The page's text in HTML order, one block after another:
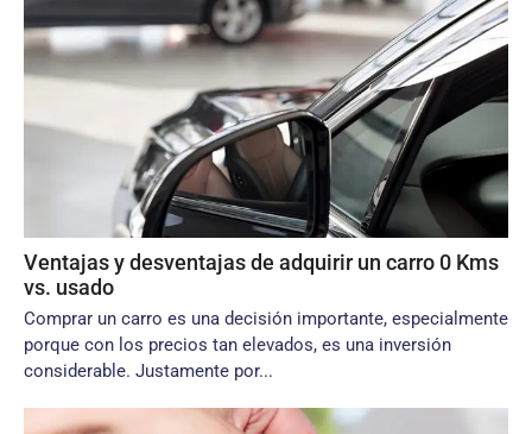
Ventajas y desventajas de adquirir un carro 0 Kms
vs. usado
Comprar un carro es una decisión importante, especialmente
porque con los precios tan elevados, es una inversión
considerable. Justamente por...